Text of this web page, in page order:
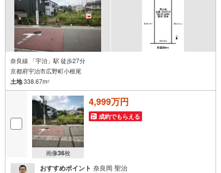
奈良線 「宇治」駅 徒歩27分
京都府宇治市広野町小根尾
土地338.67m2
画像36枚
4,999万円
成約でもらえる
おすすめポイント 奈良岡 聖治